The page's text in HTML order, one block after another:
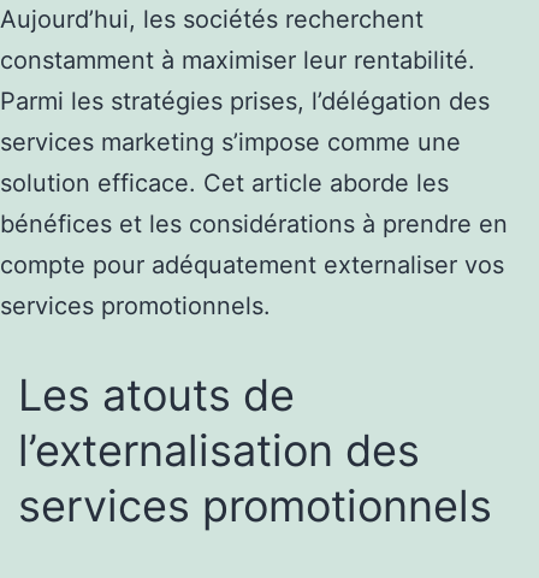
Aujourd’hui, les sociétés recherchent
constamment à maximiser leur rentabilité.
Parmi les stratégies prises, l’délégation des
services marketing s’impose comme une
solution efficace. Cet article aborde les
bénéfices et les considérations à prendre en
compte pour adéquatement externaliser vos
services promotionnels.
Les atouts de
l’externalisation des
services promotionnels